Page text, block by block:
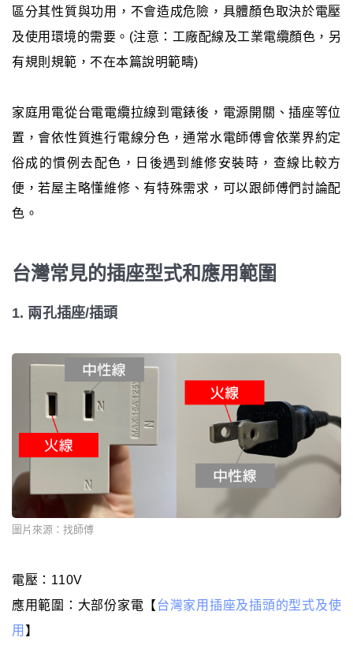
區分其性質與功用，不會造成危險，具體顏色取決於電壓
及使用環境的需要。(注意：工廠配線及工業電纜顏色，另
有規則規範，不在本篇說明範疇)
家庭用電從台電電纜拉線到電錶後，電源開關、插座等位
置，會依性質進行電線分色，通常水電師傅會依業界約定
俗成的慣例去配色，日後遇到維修安裝時，查線比較方
便，若屋主略懂維修、有特殊需求，可以跟師傅們討論配
色。
台灣常見的插座型式和應用範圍
1. 兩孔插座/插頭
圖片來源：找師傅
電壓：110V
應用範圍：大部份家電【台灣家用插座及插頭的型式及使
用 】